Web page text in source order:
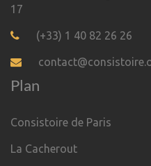
17
(+33) 1 40 82 26 26
Plan
Consistoire de Paris
La Cacherout